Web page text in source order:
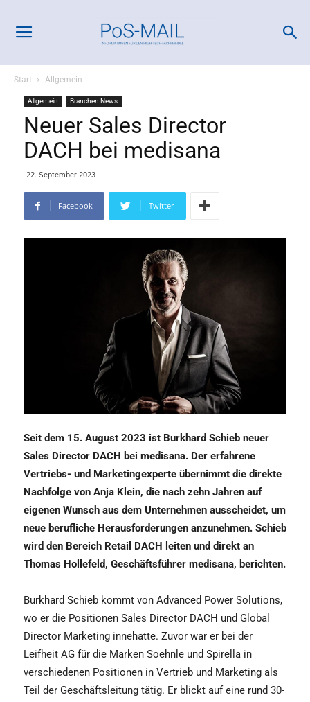
Start Allgemein
Allgemein Branchen News
Neuer Sales Director
DACH bei medisana
22. September 2023
Facebook Twitter
Seit dem 15. August 2023 ist Burkhard Schieb neuer
Sales Director DACH bei medisana. Der erfahrene
Vertriebs- und Marketingexperte übernimmt die direkte
Nachfolge von Anja Klein, die nach zehn Jahren auf
eigenen Wunsch aus dem Unternehmen ausscheidet, um
neue berufliche Herausforderungen anzunehmen. Schieb
wird den Bereich Retail DACH leiten und direkt an
Thomas Hollefeld, Geschäftsführer medisana, berichten.
Burkhard Schieb kommt von Advanced Power Solutions,
wo er die Positionen Sales Director DACH und Global
Director Marketing innehatte. Zuvor war er bei der
Leifheit AG für die Marken Soehnle und Spirella in
verschiedenen Positionen in Vertrieb und Marketing als
Teil der Geschäftsleitung tätig. Er blickt auf eine rund 30-